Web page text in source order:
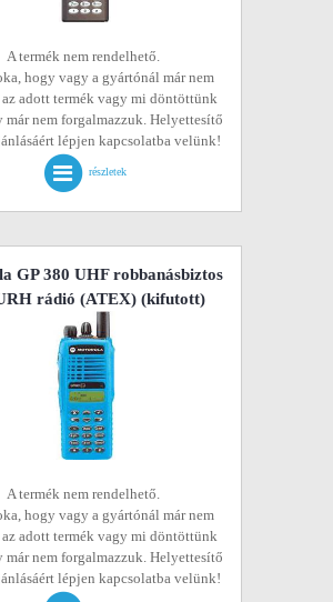
A termék nem rendelhető.
hogy vagy a gyártónál már nem
adott termék vagy mi döntöttünk
már nem forgalmazzuk. Helyettesítő
lépjen kapcsolatba velünk!
részletek
GP 380 UHF robbanásbiztos
rádió (ATEX) (kifutott)
A termék nem rendelhető.
hogy vagy a gyártónál már nem
adott termék vagy mi döntöttünk
már nem forgalmazzuk. Helyettesítő
lépjen kapcsolatba velünk!